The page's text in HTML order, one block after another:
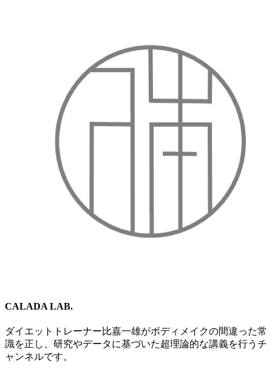
CALADA LAB.
ダイエットトレーナー比嘉一雄がボディメイクの間違った常
識を正し、研究やデータに基づいた超理論的な講義を行うチ
ャンネルです。